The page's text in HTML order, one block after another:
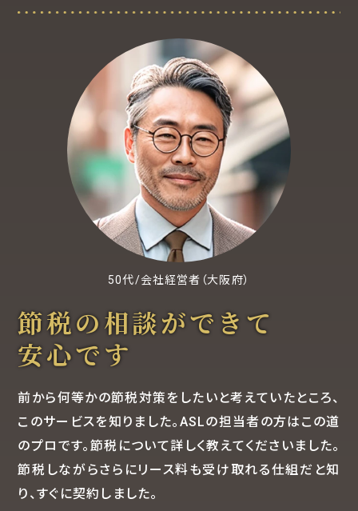
50代/会社経営者（大阪府）
節税の相談ができて
安心です
前から何等かの節税対策をしたいと考えていたところ、
このサービスを知りました。ASLの担当者の方はこの道
のプロです。節税について詳しく教えてくださいました。
節税しながらさらにリース料も受け取れる仕組だと知
り、すぐに契約しました。